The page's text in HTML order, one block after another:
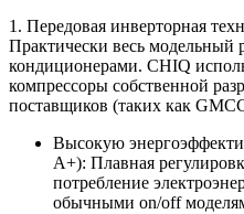
1. Передовая инверторная
Практически весь модельный
кондиционерами. CHIQ
компрессоры собственной
поставщиков (таких как
Высокую
А+): Плавная
потребление
обычными on/off